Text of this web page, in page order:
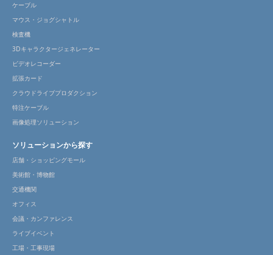
ケーブル
マウス・ジョグシャトル
検査機
3Dキャラクタージェネレーター
ビデオレコーダー
拡張カード
クラウドライブプロダクション
特注ケーブル
画像処理ソリューション
ソリューションから探す
店舗・ショッピングモール
美術館・博物館
交通機関
オフィス
会議・カンファレンス
ライブイベント
工場・工事現場